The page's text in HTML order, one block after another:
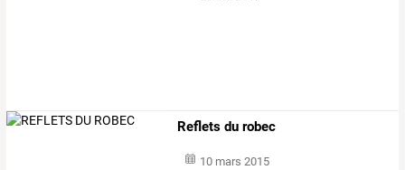
Reflets du robec
10 mars 2015